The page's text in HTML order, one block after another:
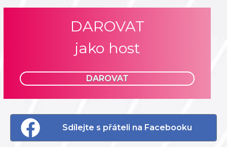
DAROVAT
jako host
DAROVAT
Sdílejte s přáteli na Facebooku